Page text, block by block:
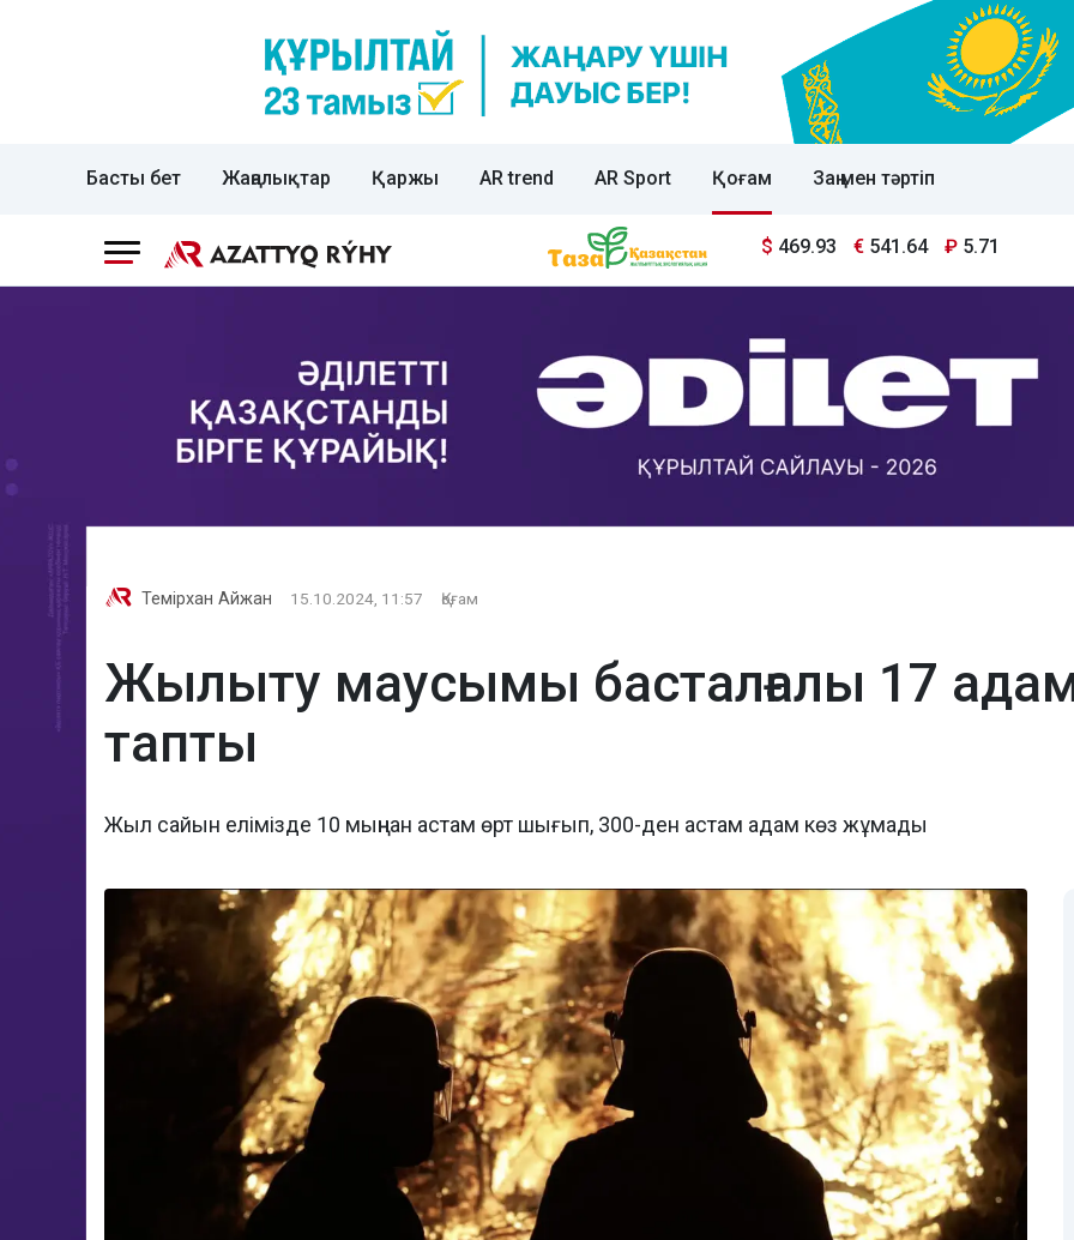
Басты бет Жаңалықтар Қаржы AR trend AR Sport Қоғам Заң мен тәртіп
$ 469.93 € 541.64 ₽ 5.71
Темірхан Айжан 15.10.2024, 11:57 Қоғам
Жылыту маусымы басталғалы 17 адам
тапты
Жыл сайын елімізде 10 мыңнан астам өрт шығып, 300-ден астам адам көз жұмады